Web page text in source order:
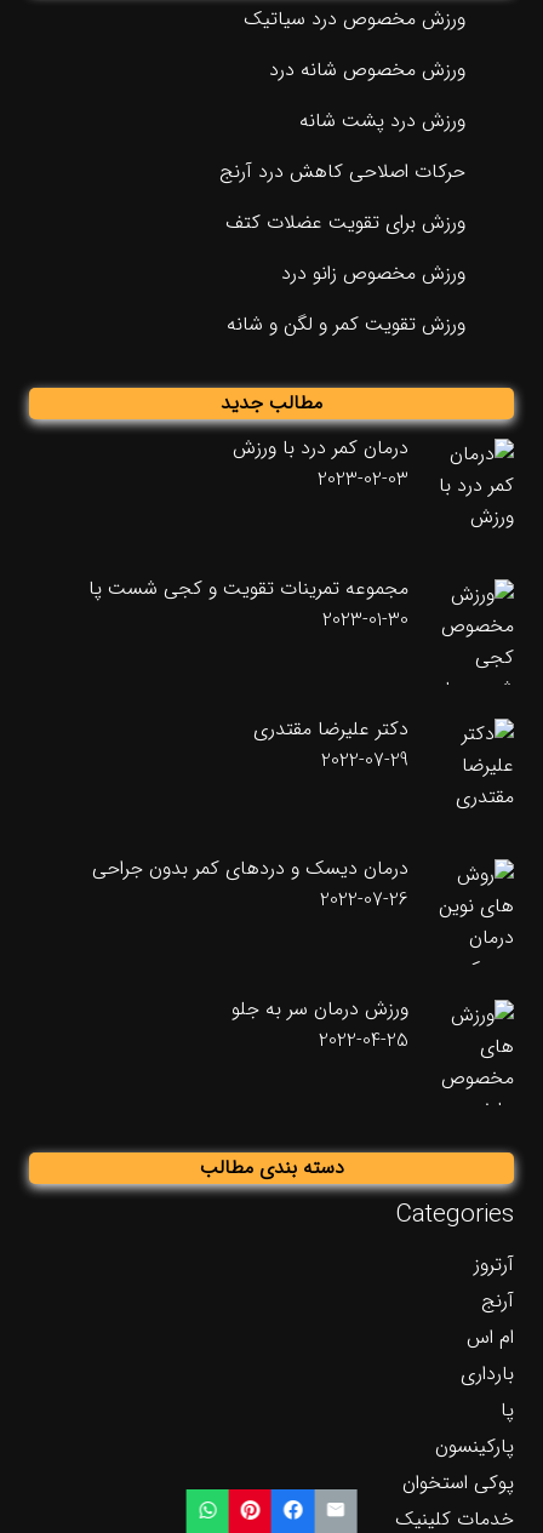
ورزش مخصوص درد سیاتیک
ورزش مخصوص شانه درد
ورزش درد پشت شانه
حرکات اصلاحی کاهش درد آرنج
ورزش برای تقویت عضلات کتف
ورزش مخصوص زانو درد
ورزش تقویت کمر و لگن و شانه
مطالب جدید
درمان کمر درد با ورزش
2023-02-03
مجموعه تمرینات تقویت و کجی شست پا
2023-01-30
دکتر علیرضا مقتدری
2022-07-29
درمان دیسک و دردهای کمر بدون جراحی
2022-07-26
ورزش درمان سر به جلو
2022-04-25
دسته بندی مطالب
Categories
آرتروز
آرنج
ام اس
بارداری
پا
پارکینسون
پوکی استخوان
خدمات کلینیک